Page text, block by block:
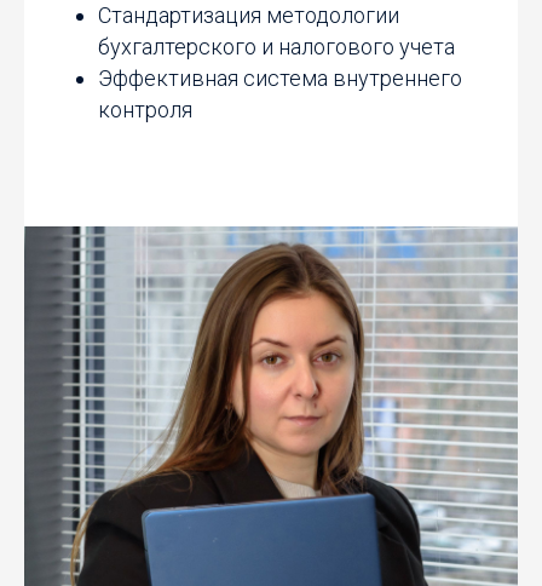
Стандартизация методологии
бухгалтерского и налогового учета
Эффективная система внутреннего
контроля